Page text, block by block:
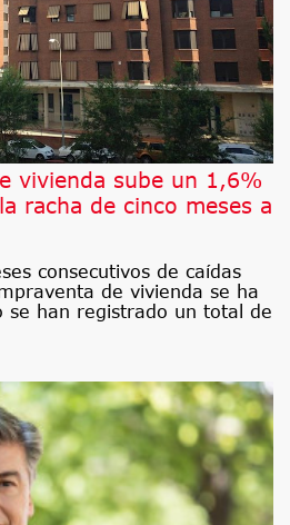
vivienda sube un 1,6%
racha de cinco meses a
consecutivos de caídas
de vivienda se ha
se han registrado un total de